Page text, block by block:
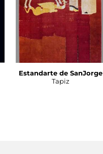
Estandarte de SanJorge
Tapiz